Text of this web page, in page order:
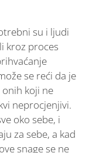
su i ljudi
kroz proces
se reći da je
koji ne
neprocjenjivi.
oko sebe, i
za sebe, a kad
snage se ne